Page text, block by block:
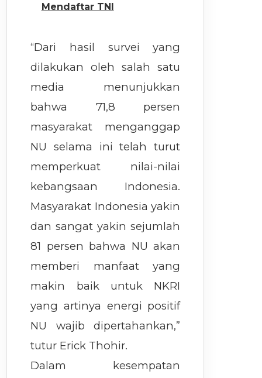
Mendaftar TNI
“Dari hasil survei yang
dilakukan oleh salah satu
media menunjukkan
bahwa 71,8 persen
masyarakat menganggap
NU selama ini telah turut
memperkuat nilai-nilai
kebangsaan Indonesia.
Masyarakat Indonesia yakin
dan sangat yakin sejumlah
81 persen bahwa NU akan
memberi manfaat yang
makin baik untuk NKRI
yang artinya energi positif
NU wajib dipertahankan,”
tutur Erick Thohir.
Dalam kesempatan